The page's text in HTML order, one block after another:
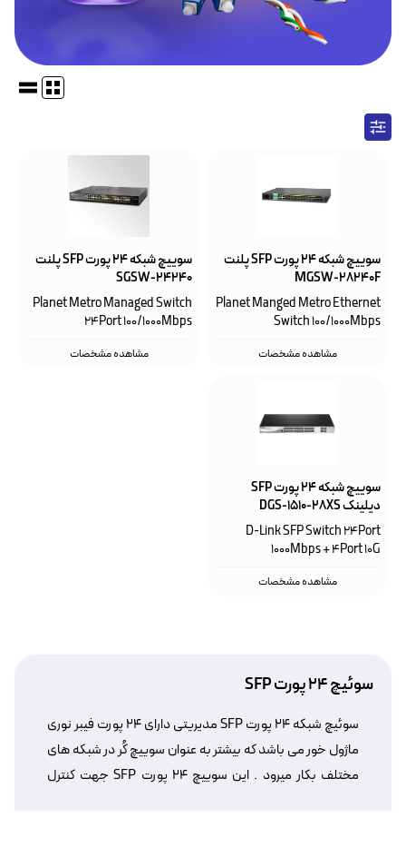
سوییچ شبکه ۲۴ پورت SFP‌ پلنت
MGSW-28240F
Planet Manged Metro Ethernet
Switch 100/1000Mbps
مشاهده مشخصات
سوییچ شبکه ۲۴ پورت SFP‌ پلنت
SGSW-24240
Planet Metro Managed Switch
24Port 100/1000Mbps
مشاهده مشخصات
سوییچ شبکه ۲۴ پورت SFP‌
دیلینک DGS-1510-28XS
D-Link SFP Switch 24Port
1000Mbps + 4Port 10G
مشاهده مشخصات
سوئیچ ۲۴ پورت SFP
سوئیچ شبکه ۲۴ پورت SFP مدیریتی دارای ۲۴ پورت فیبر نوری
ماژول خور می باشد که بیشتر به عنوان سوییچ کُر در شبکه های
مختلف بکار میرود . این سوییچ ۲۴ پورت SFP جهت کنترل